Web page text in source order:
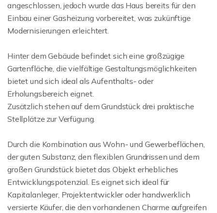
angeschlossen, jedoch wurde das Haus bereits für den
Einbau einer Gasheizung vorbereitet, was zukünftige
Modernisierungen erleichtert.
Hinter dem Gebäude befindet sich eine großzügige
Gartenfläche, die vielfältige Gestaltungsmöglichkeiten
bietet und sich ideal als Aufenthalts- oder
Erholungsbereich eignet.
Zusätzlich stehen auf dem Grundstück drei praktische
Stellplätze zur Verfügung.
Durch die Kombination aus Wohn- und Gewerbeflächen,
der guten Substanz, den flexiblen Grundrissen und dem
großen Grundstück bietet das Objekt erhebliches
Entwicklungspotenzial. Es eignet sich ideal für
Kapitalanleger, Projektentwickler oder handwerklich
versierte Käufer, die den vorhandenen Charme aufgreifen